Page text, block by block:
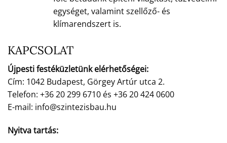
egységet, valamint szellőző- és
klímarendszert is.
KAPCSOLAT
Újpesti festéküzletünk elérhetőségei:
Cím: 1042 Budapest, Görgey Artúr utca 2.
Telefon: +36 20 299 6710 és +36 20 424 0600
E-mail: info@szintezisbau.hu
Nyitva tartás: